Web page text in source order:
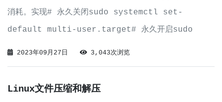
消耗。实现# 永久关闭sudo systemctl set-
default multi-user.target# 永久开启sudo
systemctl set-default graphical.target# 临
时关闭sudo serv
2023年09月27日 3,043次浏览
Linux文件压缩和解压